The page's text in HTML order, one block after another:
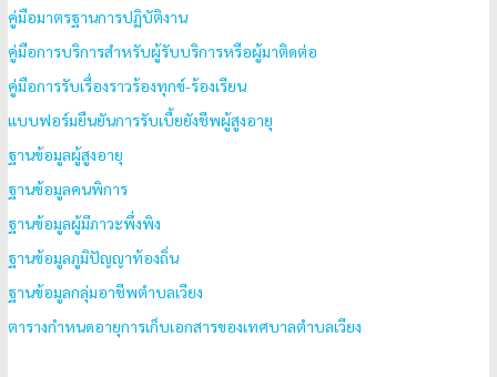
คู่มือมาตรฐานการปฏิบัติงาน
คู่มือการบริการสำหรับผู้รับบริการหรือผู้มาติดต่อ
คู่มือการรับเรื่องราวร้องทุกข์-ร้องเรียน
แบบฟอร์มยืนยันการรับเบี้ยยังชีพผู้สูงอายุ
ฐานข้อมูลผู้สูงอายุ
ฐานข้อมูลคนพิการ
ฐานข้อมูลผู้มีภาวะพึ่งพิง
ฐานข้อมูลภูมิปัญญาท้องถิ่น
ฐานข้อมูลกลุ่มอาชีพตำบลเวียง
ตารางกำหนดอายุการเก็บเอกสารของเทศบาลตำบลเวียง